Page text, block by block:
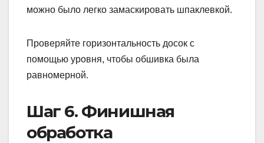
можно было легко замаскировать шпаклевкой.
Проверяйте горизонтальность досок с
помощью уровня, чтобы обшивка была
равномерной.
Шаг 6. Финишная
обработка